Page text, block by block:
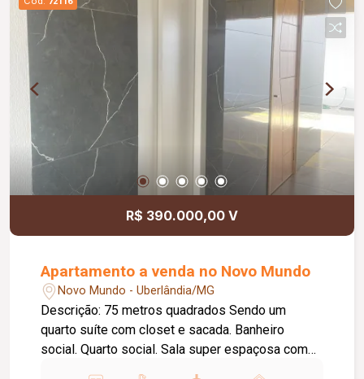
R$ 390.000,00 V
Apartamento a venda no Novo Mundo
Novo Mundo - Uberlândia/MG
Descrição: 75 metros quadrados Sendo um
quarto suíte com closet e sacada. Banheiro
social. Quarto social. Sala super espaçosa com